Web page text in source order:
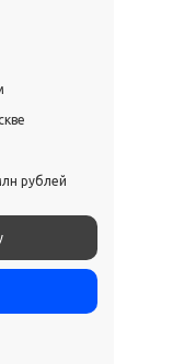
рублей